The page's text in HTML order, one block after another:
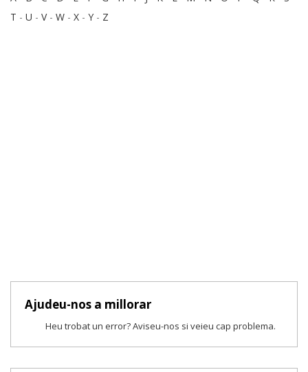
T - U - V- W - X - Y - Z
Ajudeu-nos a millorar
Heu trobat un error? Aviseu-nos si veieu cap problema.